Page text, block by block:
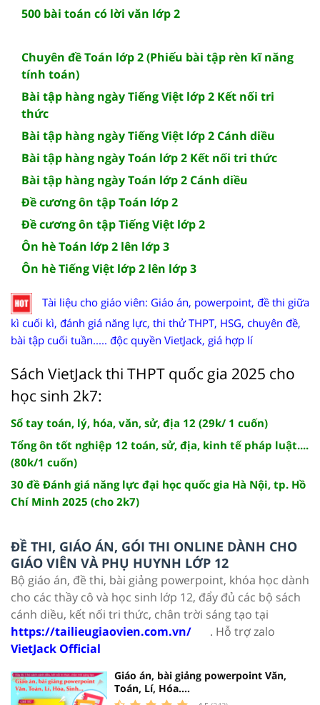
500 bài toán có lời văn lớp 2
Chuyên đề Toán lớp 2 (Phiếu bài tập rèn kĩ năng
tính toán)
Bài tập hàng ngày Tiếng Việt lớp 2 Kết nối tri
thức
Bài tập hàng ngày Tiếng Việt lớp 2 Cánh diều
Bài tập hàng ngày Toán lớp 2 Kết nối tri thức
Bài tập hàng ngày Toán lớp 2 Cánh diều
Đề cương ôn tập Toán lớp 2
Đề cương ôn tập Tiếng Việt lớp 2
Ôn hè Toán lớp 2 lên lớp 3
Ôn hè Tiếng Việt lớp 2 lên lớp 3
Tài liệu cho giáo viên: Giáo án, powerpoint, đề thi giữa
kì cuối kì, đánh giá năng lực, thi thử THPT, HSG, chuyên đề,
bài tập cuối tuần..... độc quyền VietJack, giá hợp lí
Sách VietJack thi THPT quốc gia 2025 cho
học sinh 2k7:
Sổ tay toán, lý, hóa, văn, sử, địa 12 (29k/ 1 cuốn)
Tổng ôn tốt nghiệp 12 toán, sử, địa, kinh tế pháp luật....
(80k/1 cuốn)
30 đề Đánh giá năng lực đại học quốc gia Hà Nội, tp. Hồ
Chí Minh 2025 (cho 2k7)
ĐỀ THI, GIÁO ÁN, GÓI THI ONLINE DÀNH CHO
GIÁO VIÊN VÀ PHỤ HUYNH LỚP 12
Bộ giáo án, đề thi, bài giảng powerpoint, khóa học dành
cho các thầy cô và học sinh lớp 12, đẩy đủ các bộ sách
cánh diều, kết nối tri thức, chân trời sáng tạo tại
https://tailieugiaovien.com.vn/
. Hỗ trợ zalo
VietJack Official
Giáo án, bài giảng powerpoint Văn,
Toán, Lí, Hóa....